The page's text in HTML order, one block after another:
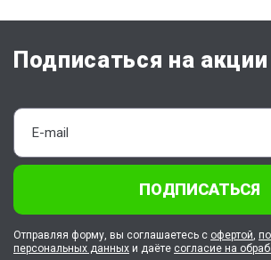
Подписаться на
ПОДПИСАТЬСЯ
Отправляя форму, вы соглашаетесь с офертой,
персональных данных и даёте согласие на